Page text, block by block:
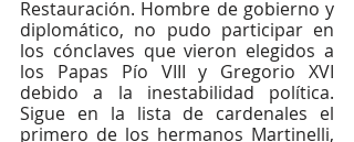
Restauración. Hombre de gobierno y
diplomático, no pudo participar en
los cónclaves que vieron elegidos a
los Papas Pío VIII y Gregorio XVI
debido a la inestabilidad política.
Sigue en la lista de cardenales el
primero de los hermanos Martinelli,